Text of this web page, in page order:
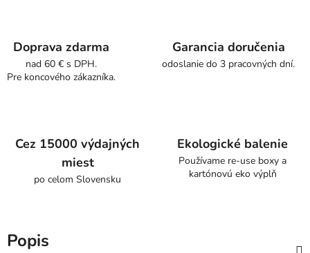
Doprava zdarma
nad 60 € s DPH.
Pre koncového zákazníka.
Garancia doručenia
odoslanie do 3 pracovných dní.
Cez 15000 výdajných
miest
po celom Slovensku
Ekologické balenie
Používame re-use boxy a
kartónovú eko výplň
Popis